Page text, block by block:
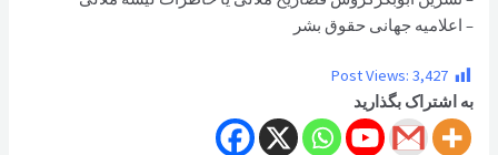
– اعلامیه جهانی حقوق بشر
Post Views: 3,427
به اشتراک بگذارید